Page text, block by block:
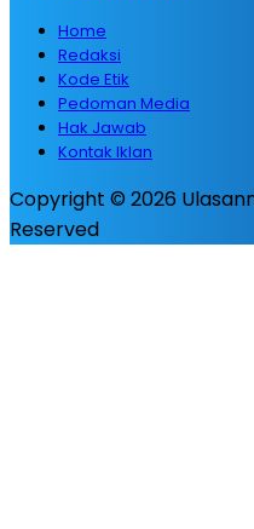
Home
Redaksi
Kode Etik
Pedoman Media
Hak Jawab
Kontak Iklan
Copyright © 2026
Reserved